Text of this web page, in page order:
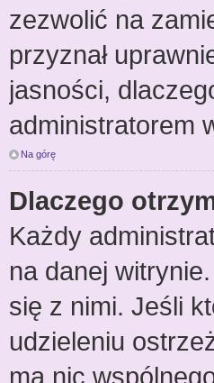
zezwolić na
przyznał
jasności,
administratorem
Na górę
Dlaczego
Każdy
na danej
się z nimi. Jeśli
udzieleniu
ma nic